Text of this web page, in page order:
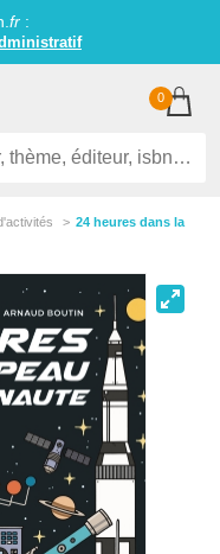
fr:
0
24 heures dans la